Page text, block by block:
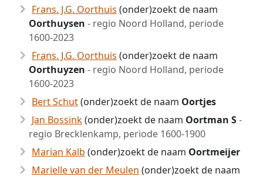
Frans. J.G. Oorthuis (onder)zoekt de naam
Oorthuysen - regio Noord Holland, periode
1600-2023
Frans. J.G. Oorthuis (onder)zoekt de naam
Oorthuyzen - regio Noord Holland, periode
1600-2023
Bert Schut(onder)zoekt de naam Oortjes
Jan Bossink(onder)zoekt de naam Oortman S-
regio Brecklenkamp, periode 1600-1900
Marian Kalb (onder)zoekt de naam Oortmeijer
Marielle van der Meulen (onder)zoekt de naam